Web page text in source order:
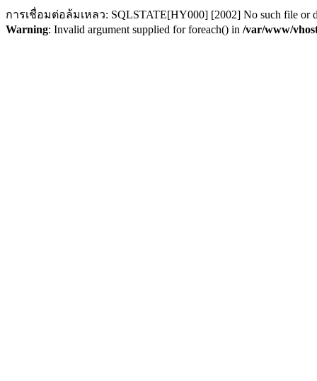
การเชื่อมต่อล้มเหลว: SQLSTATE[HY000] [2002] No such file or
Warning: Invalid argument supplied for foreach() in /var/www/